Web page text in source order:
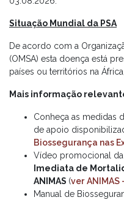
Situação Mundial da PSA
De acordo com a
(OMSA) esta doença está
países ou territórios na
Mais informação
Conheça as medidas
de apoio
Biossegurança nas
Vídeo promocional da
Imediata de
ANIMAS (ver ANIMAS
Manual de